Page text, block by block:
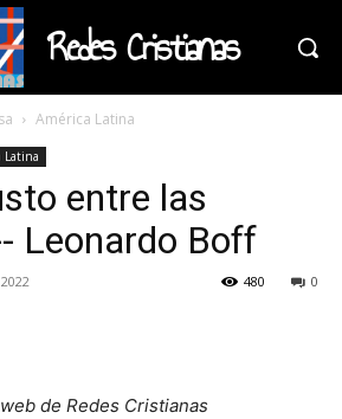
Redes Cristianas
América Latina
Latina
entre las
Leonardo Boff
0
480
de Redes Cristianas